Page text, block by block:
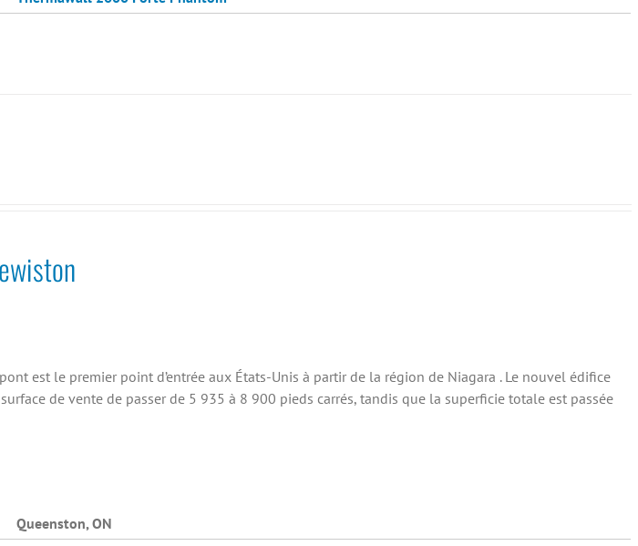
est le premier point d’entrée aux États-Unis à partir de la région de Niagara . Le nouvel édifice
de vente de passer de 5 935 à 8 900 pieds carrés, tandis que la superficie totale est passée
Queenston, ON